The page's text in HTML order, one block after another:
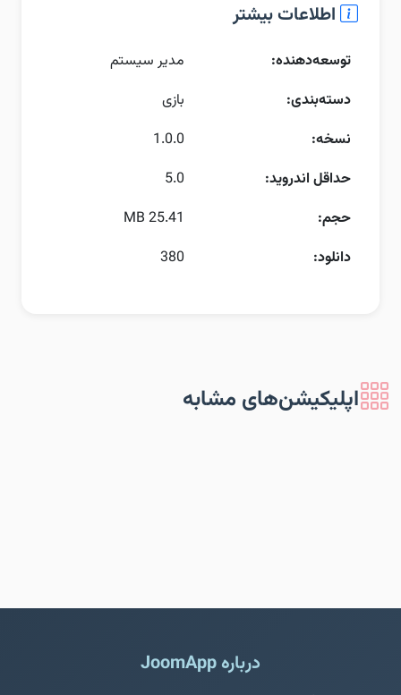
اطلاعات بیشتر
توسعه‌دهنده:
مدیر سیستم
دسته‌بندی:
بازی
نسخه:
1.0.0
حداقل اندروید:
5.0
حجم:
25.41 MB
دانلود:
380
اپلیکیشن‌های مشابه
درباره JoomApp